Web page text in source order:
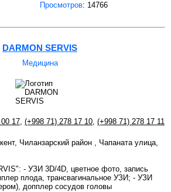
Просмотров: 14766
DARMON SERVIS
Медицина
17, (+998 71) 278 17 10, (+998 71) 278 17 11
Чиланзарский район , Чапаната улица,
- УЗИ 3D/4D, цветное фото, запись
плода, трансвагинальное УЗИ; - УЗИ
допплер сосудов головы